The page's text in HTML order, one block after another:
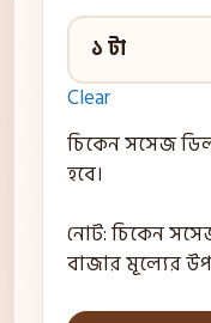
Clear
চিকেন সসেজ
হবে।
নোট: চিকেন
বাজার মূল্যের